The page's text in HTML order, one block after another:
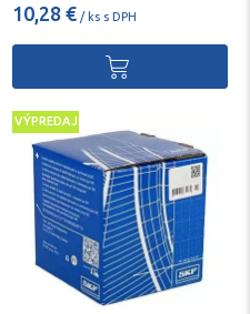
10,28 € / ks s DPH
VÝPREDAJ